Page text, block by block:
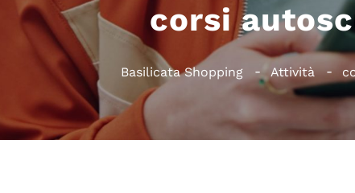
corsi
Basilicata Shopping Attività